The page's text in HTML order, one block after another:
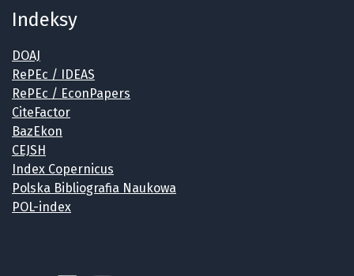
Indeksy
DOAJ
RePEc / IDEAS
RePEc / EconPapers
CiteFactor
BazEkon
CEJSH
Index Copernicus
Polska Bibliografia Naukowa
POL-index